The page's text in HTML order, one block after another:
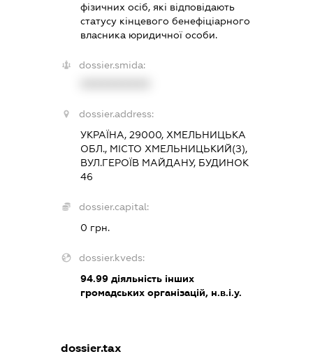
фізичних осіб, які відповідають
статусу кінцевого бенефіціарного
власника юридичної особи.
dossier.smida:
dossier.address:
УКРАЇНА, 29000, ХМЕЛЬНИЦЬКА
ОБЛ., МІСТО ХМЕЛЬНИЦЬКИЙ(З),
ВУЛ.ГЕРОЇВ МАЙДАНУ, БУДИНОК
46
dossier.capital:
0 грн.
dossier.kveds:
94.99діяльність інших
громадських організацій, н.в.і.у.
dossier.tax